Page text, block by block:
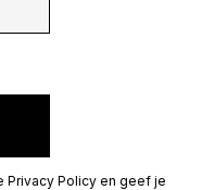
Privacy Policy en geef je